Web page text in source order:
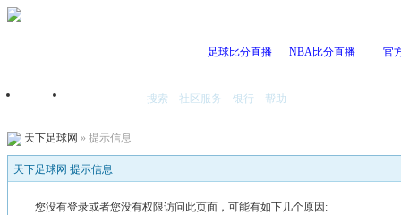
足球比分直播 NBA比分直播 官
首页 搜索 社区服务 银行 帮助
天下足球网 » 提示信息
天下足球网 提示信息
您没有登录或者您没有权限访问此页面，可能有如下几个原因: